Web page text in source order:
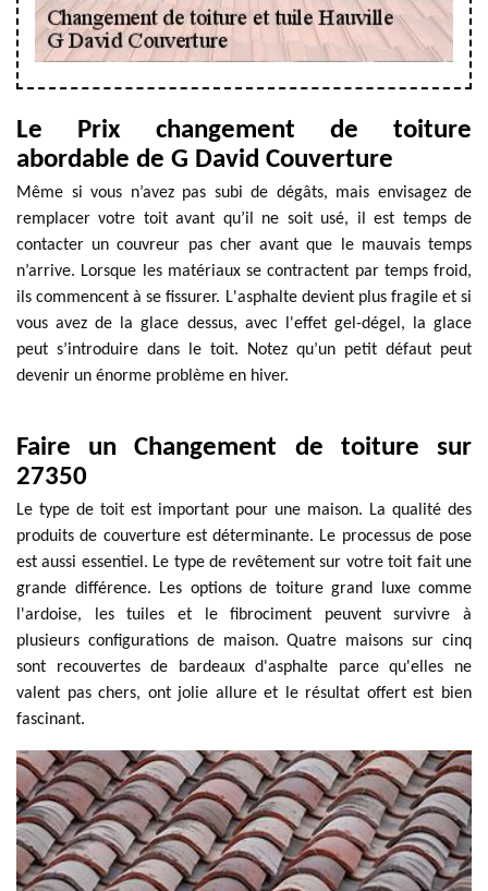
Le Prix changement de toiture
abordable de G David Couverture
Même si vous n’avez pas subi de dégâts, mais envisagez de
remplacer votre toit avant qu’il ne soit usé, il est temps de
contacter un couvreur pas cher avant que le mauvais temps
n’arrive. Lorsque les matériaux se contractent par temps froid,
ils commencent à se fissurer. L'asphalte devient plus fragile et si
vous avez de la glace dessus, avec l'effet gel-dégel, la glace
peut s’introduire dans le toit. Notez qu’un petit défaut peut
devenir un énorme problème en hiver.
Faire un Changement de toiture sur
27350
Le type de toit est important pour une maison. La qualité des
produits de couverture est déterminante. Le processus de pose
est aussi essentiel. Le type de revêtement sur votre toit fait une
grande différence. Les options de toiture grand luxe comme
l'ardoise, les tuiles et le fibrociment peuvent survivre à
plusieurs configurations de maison. Quatre maisons sur cinq
sont recouvertes de bardeaux d'asphalte parce qu'elles ne
valent pas chers, ont jolie allure et le résultat offert est bien
fascinant.